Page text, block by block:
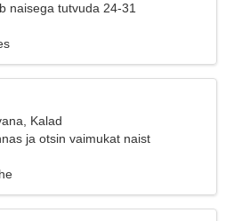
naisega tutvuda 24-31
Kalad
ja otsin vaimukat naist